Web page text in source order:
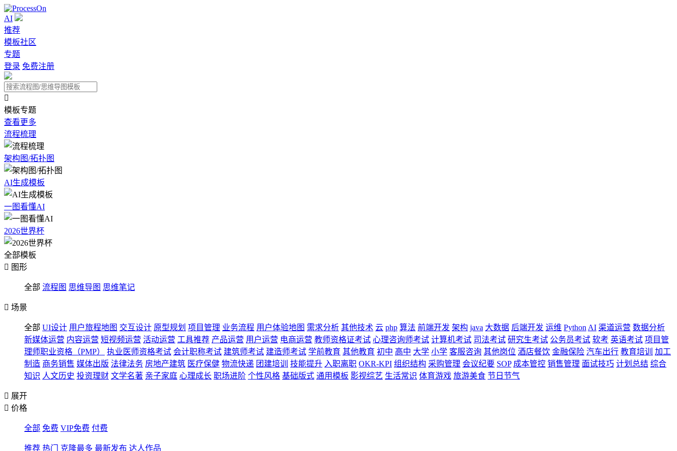
AI
推荐
模板社区
专题
登录 免费注册

模板专题
查看更多
流程梳理
架构图/拓扑图
AI生成模板
一图看懂AI
2026世界杯
全部模板
 图形
全部 流程图 思维导图 思维笔记
 场景
全部 UI设计 用户旅程地图 交互设计 原型规划 项目管理 业务流程 用户体验地图 需求分析 其他技术 云 php 算法 前端开发 架构 java 大数据 后端开发 运维 Python AI 渠道运营 数据分析
新媒体运营 内容运营 短视频运营 活动运营 工具推荐 产品运营 用户运营 电商运营 教师资格证考试 心理咨询师考试 计算机考试 司法考试 研究生考试 公务员考试 软考 英语考试 项目管
理师职业资格（PMP）
执业医师资格考试 会计职称考试 建筑师考试 建造师考试 学前教育 其他教育 初中 高中 大学 小学 客服咨询 其他岗位 酒店餐饮 金融保险 汽车出行 教育培训
加工
制造 商务销售 媒体出版 法律法务 房地产建筑 医疗保健 物流快递 团建培训 技能提升 入职离职 OKR-KPI 组织结构 采购管理 会议纪要 SOP 成本管控 销售管理 面试技巧 计划总结 综合
知识 人文历史 投资理财 文学名著 亲子家庭 心理成长 职场进阶 个性风格 基础版式 通用模板 影视综艺 生活常识 体育游戏 旅游美食 节日节气
 展开
 价格
全部 免费 VIP免费 付费
推荐 热门 克隆最多 最新发布 达人作品